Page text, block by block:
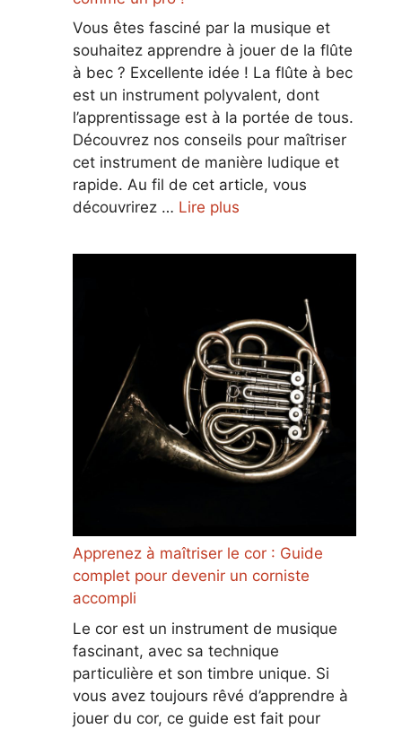
Vous êtes fasciné par la musique et
souhaitez apprendre à jouer de la flûte
à bec ? Excellente idée ! La flûte à bec
est un instrument polyvalent, dont
l’apprentissage est à la portée de tous.
Découvrez nos conseils pour maîtriser
cet instrument de manière ludique et
rapide. Au fil de cet article, vous
découvrirez … Lire plus
Apprenez à maîtriser le cor : Guide
complet pour devenir un corniste
accompli
Le cor est un instrument de musique
fascinant, avec sa technique
particulière et son timbre unique. Si
vous avez toujours rêvé d’apprendre à
jouer du cor, ce guide est fait pour